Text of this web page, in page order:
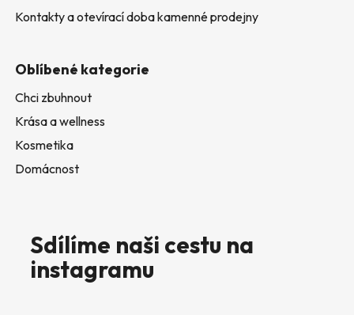
Kontakty a otevírací doba kamenné prodejny
Oblíbené kategorie
Chci zbuhnout
Krása a wellness
Kosmetika
Domácnost
Sdílíme naši cestu na
instagramu